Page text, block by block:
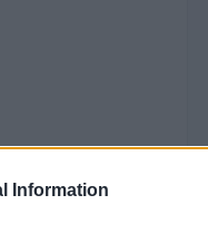
Information